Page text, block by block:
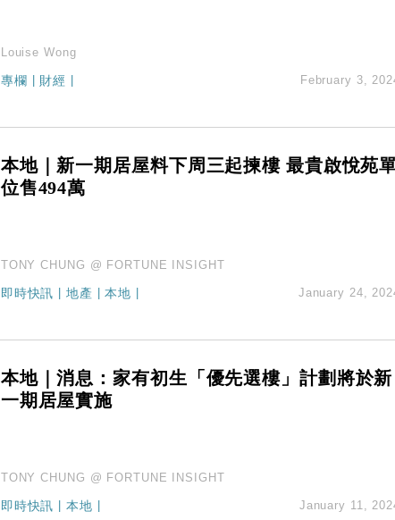
Louise Wong
專欄 | 財經 | February 3,
本地｜新一期居屋料下周三起揀樓 最貴啟悅苑
位售494萬
TONY CHUNG @ FORTUNE INSIGHT
即時快訊 |地產 |本地 January 24,
本地｜消息：家有初生「優先選樓」計劃將於新
一期居屋實施
TONY CHUNG @ FORTUNE INSIGHT
即時快訊 |本地 January 11,